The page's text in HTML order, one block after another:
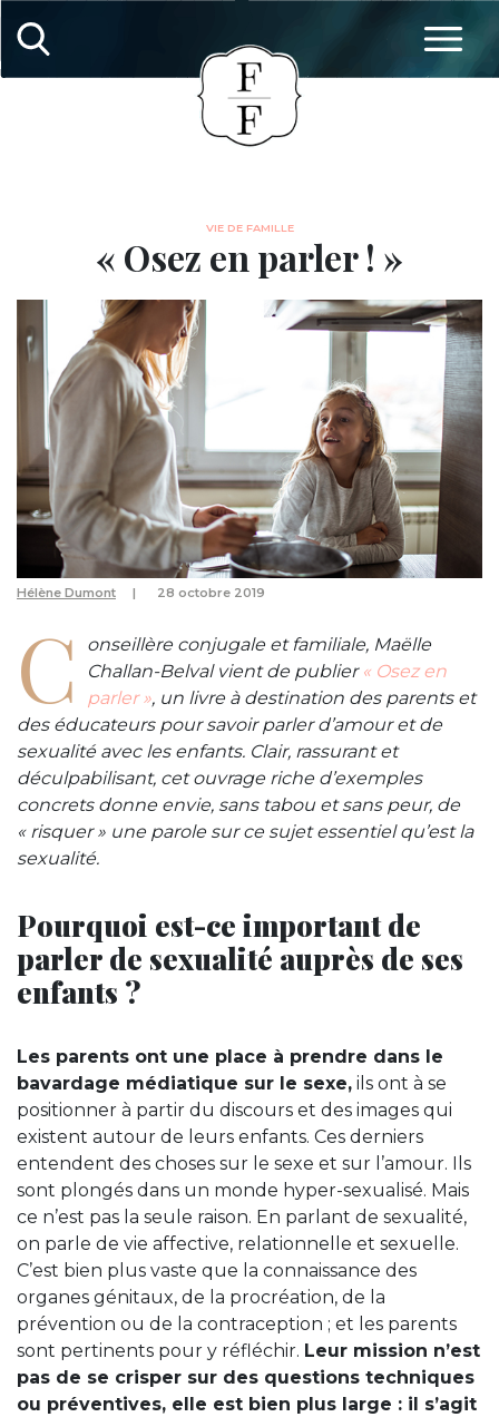
VIE DE FAMILLE
« Osez en parler ! »
Hélène Dumont 28 octobre 2019
C
onseillère conjugale et familiale, Maëlle
Challan-Belval vient de publier « Osez en
parler », un livre à destination des parents et
des éducateurs pour savoir parler d’amour et de
sexualité avec les enfants. Clair, rassurant et
déculpabilisant, cet ouvrage riche d’exemples
concrets donne envie, sans tabou et sans peur, de
« risquer » une parole sur ce sujet essentiel qu’est la
sexualité.
Pourquoi est-ce important de
parler de sexualité auprès de ses
enfants ?
Les parents ont une place à prendre dans le
bavardage médiatique sur le sexe, ils ont à se
positionner à partir du discours et des images qui
existent autour de leurs enfants. Ces derniers
entendent des choses sur le sexe et sur l’amour. Ils
sont plongés dans un monde hyper-sexualisé. Mais
ce n’est pas la seule raison. En parlant de sexualité,
on parle de vie affective, relationnelle et sexuelle.
C’est bien plus vaste que la connaissance des
organes génitaux, de la procréation, de la
prévention ou de la contraception ; et les parents
sont pertinents pour y réfléchir. Leur mission n’est
pas de se crisper sur des questions techniques
ou préventives, elle est bien plus large : il s’agit